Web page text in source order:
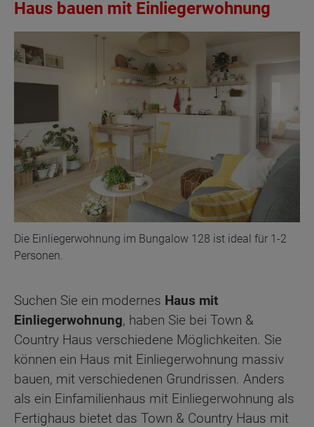
Haus bauen mit Einliegerwohnung
Die Einliegerwohnung im Bungalow 128 ist ideal für 1-2
Personen.
Suchen Sie ein modernes Haus mit
Einliegerwohnung, haben Sie bei Town &
Country Haus verschiedene Möglichkeiten. Sie
können ein Haus mit Einliegerwohnung massiv
bauen, mit verschiedenen Grundrissen. Anders
als ein Einfamilienhaus mit Einliegerwohnung als
Fertighaus bietet das Town & Country Haus mit